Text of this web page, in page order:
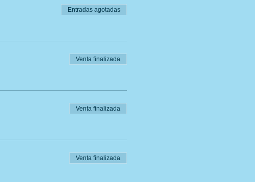
Entradas agotadas
Venta finalizada
Venta finalizada
Venta finalizada